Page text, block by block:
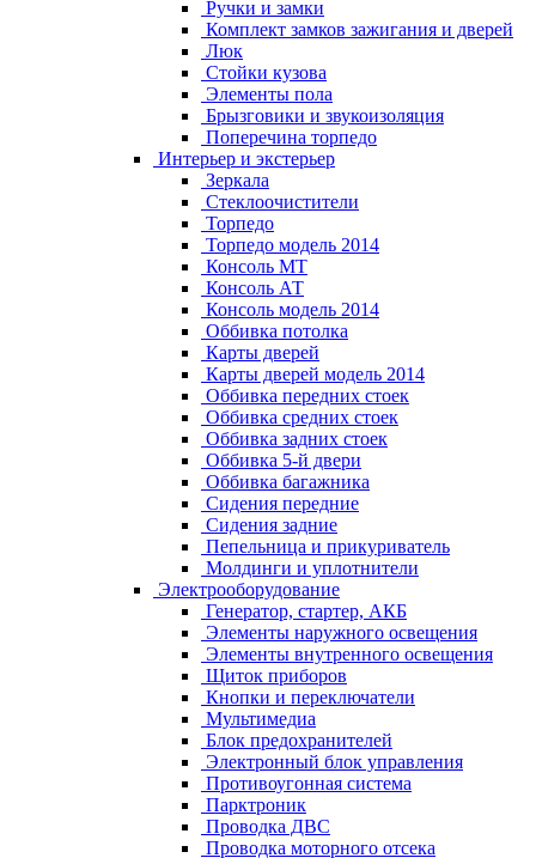
Ручки и замки
Комплект замков зажигания и дверей
Люк
Стойки кузова
Элементы пола
Брызговики и звукоизоляция
Поперечина торпедо
Интерьер и экстерьер
Зеркала
Стеклоочистители
Торпедо
Торпедо модель 2014
Консоль МТ
Консоль АТ
Консоль модель 2014
Оббивка потолка
Карты дверей
Карты дверей модель 2014
Оббивка передних стоек
Оббивка средних стоек
Оббивка задних стоек
Оббивка 5-й двери
Оббивка багажника
Сидения передние
Сидения задние
Пепельница и прикуриватель
Молдинги и уплотнители
Электрооборудование
Генератор, стартер, АКБ
Элементы наружного освещения
Элементы внутренного освещения
Щиток приборов
Кнопки и переключатели
Мультимедиа
Блок предохранителей
Электронный блок управления
Противоугонная система
Парктроник
Проводка ДВС
Проводка моторного отсека